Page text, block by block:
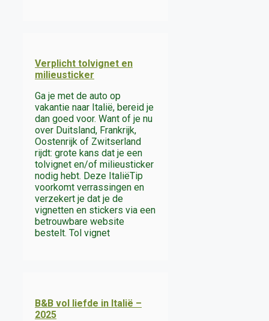
Verplicht tolvignet en
milieusticker
Ga je met de auto op
vakantie naar Italië, bereid je
dan goed voor. Want of je nu
over Duitsland, Frankrijk,
Oostenrijk of Zwitserland
rijdt: grote kans dat je een
tolvignet en/of milieusticker
nodig hebt. Deze ItaliëTip
voorkomt verrassingen en
verzekert je dat je de
vignetten en stickers via een
betrouwbare website
bestelt. Tol vignet
B&B vol liefde in Italië –
2025